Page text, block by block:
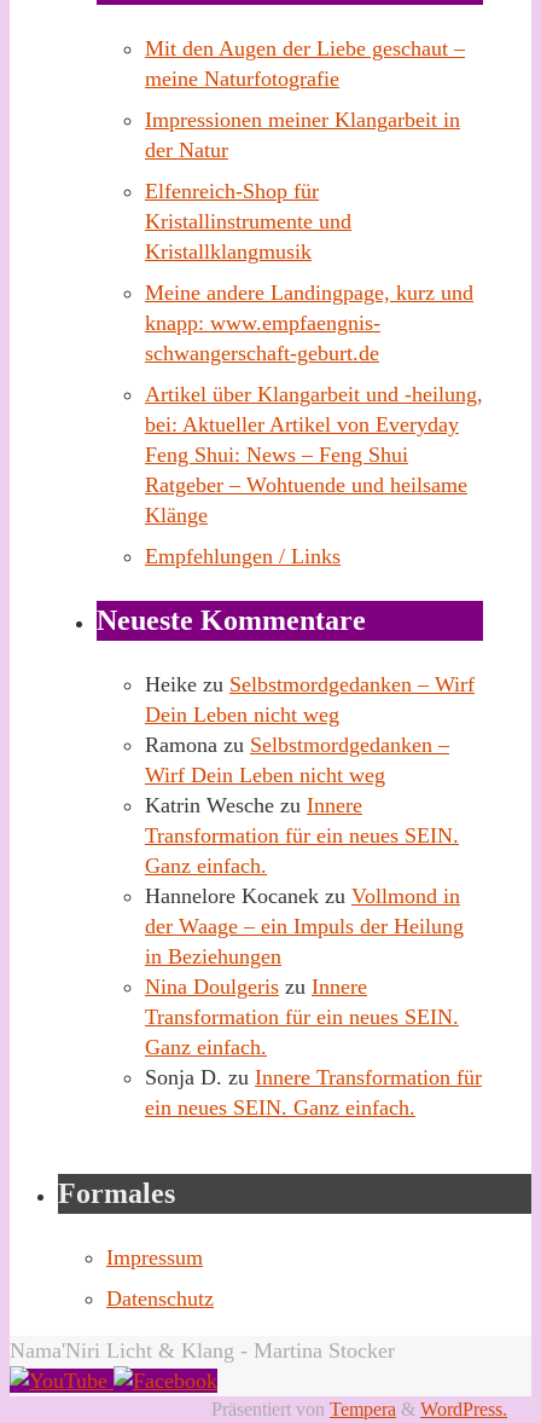
Mit den Augen der Liebe geschaut –
meine Naturfotografie
Impressionen meiner Klangarbeit in
der Natur
Elfenreich-Shop für
Kristallinstrumente und
Kristallklangmusik
Meine andere Landingpage, kurz und
knapp: www.empfaengnis-
schwangerschaft-geburt.de
Artikel über Klangarbeit und -heilung,
bei: Aktueller Artikel von Everyday
Feng Shui: News – Feng Shui
Ratgeber – Wohtuende und heilsame
Klänge
Empfehlungen / Links
Neueste Kommentare
Heike zu Selbstmordgedanken – Wirf
Dein Leben nicht weg
Ramona zu Selbstmordgedanken –
Wirf Dein Leben nicht weg
Katrin Wesche zu Innere
Transformation für ein neues SEIN.
Ganz einfach.
Hannelore Kocanek zu Vollmond in
der Waage – ein Impuls der Heilung
in Beziehungen
Nina Doulgeris zu Innere
Transformation für ein neues SEIN.
Ganz einfach.
Sonja D. zu Innere Transformation für
ein neues SEIN. Ganz einfach.
Formales
Impressum
Datenschutz
Nama'Niri Licht & Klang - Martina Stocker
Präsentiert von Tempera & WordPress.